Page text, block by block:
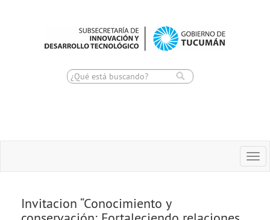
Invitacion “Conocimiento y